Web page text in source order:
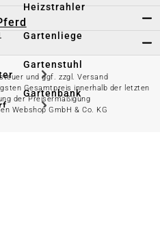
Heizstrahler
Gartenliege
Gartenstuhl
Gartenbank
und ggf. zzgl. Versand
Gesamtpreis innerhalb der letzten
der Preisermäßigung
Webshop GmbH & Co. KG